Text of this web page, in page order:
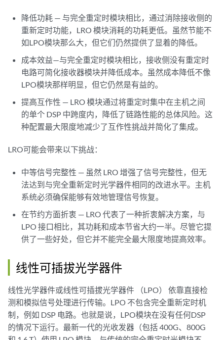
降低功耗 — 与完全重定时模块相比，通过消除接收侧的
重新定时功能，LRO 模块消耗的功耗更低。虽然节能不
如LPO模块那么大，但它们仍然提供了显着的降低。
成本效益—与完全重定时模块相比，接收侧没有重定时
电路可简化接收器模块并降低成本。虽然成本降低不像
LPO模块那样明显，但它仍然是有益的。
提高互作性 — LRO 模块通过将重定时集中在主机之间
的单个 DSP 中跨度内，降低了链路性能的总体风险。这
种配置最大限度地减少了互作性挑战并简化了集成。
LRO可能会带来以下挑战：
中等信号完整性 — 虽然 LRO 增强了信号完整性，但无
法达到与完全重新定时光学器件相同的改进水平。主机
系统必须确保能够有效地管理信号恢复。
在节约方面折衷 — LRO 代表了一种折衷解决方案，与
LPO 接口相比，其功耗和成本节省大约一半。尽管它提
供了一些好处，但它并不能完全最大限度地提高效率。
线性可插拔光学器件
线性光学器件或线性可插拔光学器件 （LPO） 依靠直接检
测和模拟信号处理进行传输。LPO 不包含完全重新定时机
制，例如 DSP 电路。也就是说，LPO模块在没有任何DSP
的情况下运行。最新一代的光收发器（包括 400G、800G